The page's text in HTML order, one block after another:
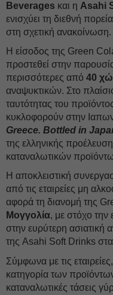
Beverages και η Asahi
ενισχύει τη διεθνή
στη σχετική ανακοίνωση.
Η είσοδος της Green
προστεθεί στην
περισσότερες από 40
αναψυκτικών. Στο
ταυτότητας του
κυκλοφορούν στην
Greece. Bottled in
της ελληνικής
καταναλωτικών
Η αποκλειστική
από τις εταιρείες μη
αφορά τη διανομή της
Μογγολία, με στόχο την
στην ευρύτερη ασιατική
της Asahi Soft Drinks
Σύμφωνα με τις
κατηγορία των
καταναλωτικές τάσεις